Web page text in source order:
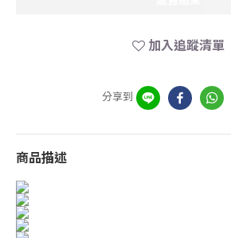
加入追蹤清單
分享到
商品描述